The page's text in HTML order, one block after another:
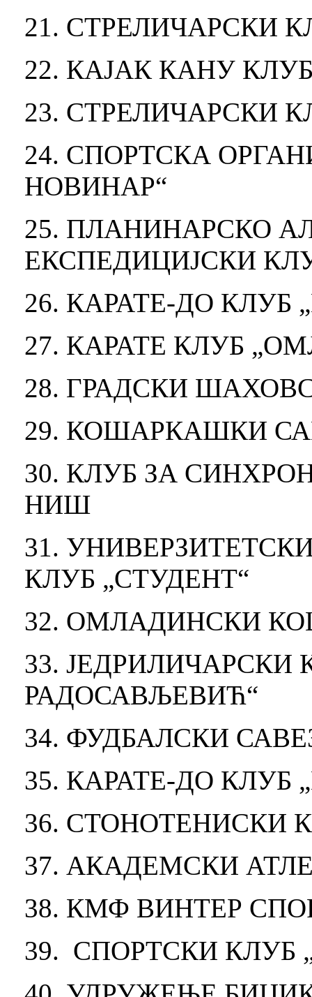
21. СТРЕЛИЧАРСКИ
22. КАЈАК КАНУ
23. СТРЕЛИЧАРСКИ
24. СПОРТСКА
НОВИНАР“
25. ПЛАНИНАРСКО
ЕКСПЕДИЦИЈСКИ
26. КАРАТЕ-ДО КЛУБ
27. КАРАТЕ КЛУБ
28. ГРАДСКИ
29. КОШАРКАШКИ
30. КЛУБ ЗА
НИШ
31.
КЛУБ „СТУДЕНТ“
32. ОМЛАДИНСКИ
33. ЈЕДРИЛИЧАРСКИ
РАДОСАВЉЕВИЋ“
34. ФУДБАЛСКИ
35. КАРАТЕ-ДО КЛУБ
36. СТОНОТЕНИСКИ
37. АКАДЕМСКИ
38. КМФ ВИНТЕР
39. СПОРТСКИ КЛУБ